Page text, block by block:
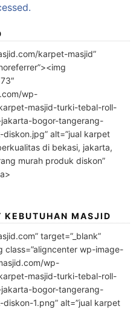
karpet-masjid”
wp-
masjid-turki-tebal-roll-
bogor-tangerang-
alt=”jual karpet
di bekasi, jakarta,
murah produk diskon”
KEBUTUHAN MASJID
target=”_blank”
class=”aligncenter wp-image-
wp-
masjid-turki-tebal-roll-
bogor-tangerang-
1.png” alt=”jual karpet